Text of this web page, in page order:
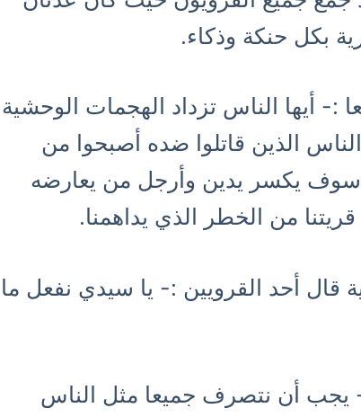
بكل حنكة وذكاء.
:- أيها الناس تزداد الهجمات الوحشية
الذين قاتلوا ضده أصبحوا من
سوف يكسر يدين وأرجل من يعارضه
من الخطر الذي يداهمنا.
قال أحد القرويين :- يا سيدي نفعل ما
:- يجب أن نتصرف جميعا مثل الناس